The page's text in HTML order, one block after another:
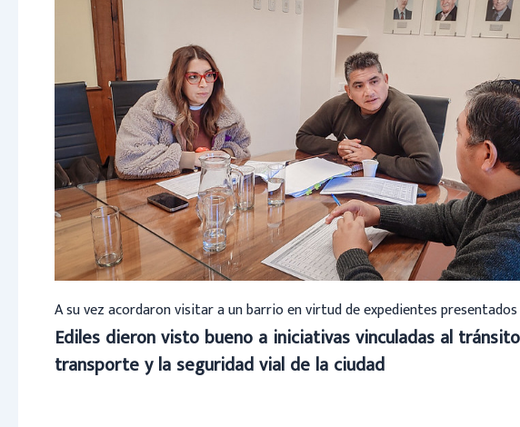
A su vez acordaron visitar a un barrio en virtud de expedientes
Ediles dieron visto bueno a iniciativas vinculadas al
transporte y la seguridad vial de la ciudad